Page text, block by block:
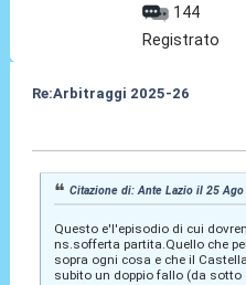
144
Registrato
Re:Arbitraggi 2025-26
Citazione di: Ante Lazio il 25 Ago
Questo e'l'episodio di cui
ns.sofferta partita.Quello che
sopra ogni cosa e che il
subito un doppio fallo (da